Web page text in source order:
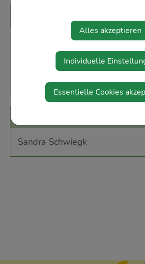
Volksschule Biberbach
3353 Biberbach
Sandra Schwiegk
Alles akzeptieren
Individuelle
Essentielle Cookies